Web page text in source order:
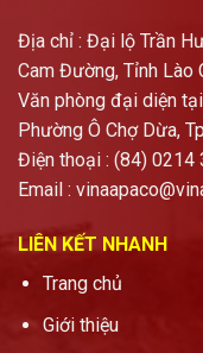
Địa chỉ : Đại lộ Trần
Cam Đường, Tỉnh Lào
Văn phòng đại diện
Phường Ô Chợ Dừa,
Điện thoại : (84) 0214
Email :
LIÊN KẾT NHANH
Trang chủ
Giới thiệu